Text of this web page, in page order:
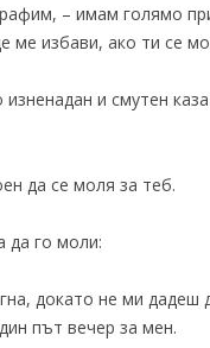
– имам голямо
ме избави, ако ти се
и смутен
да се моля за теб.
да го моли:
докато не ми дадеш
път вечер за мен.